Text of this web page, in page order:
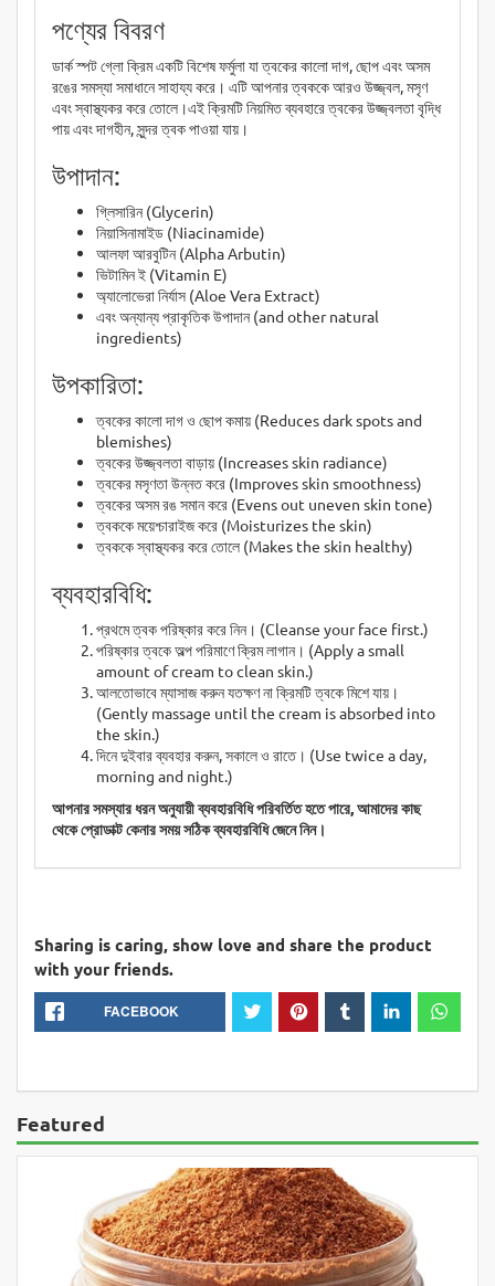
পণ্যের বিবরণ
ডার্ক স্পট গ্লো ক্রিম একটি বিশেষ ফর্মুলা যা ত্বকের কালো দাগ, ছোপ এবং অসম
রঙের সমস্যা সমাধানে সাহায্য করে। এটি আপনার ত্বককে আরও উজ্জ্বল, মসৃণ
এবং স্বাস্থ্যকর করে তোলে।এই ক্রিমটি নিয়মিত ব্যবহারে ত্বকের উজ্জ্বলতা বৃদ্ধি
পায় এবং দাগহীন, সুন্দর ত্বক পাওয়া যায়।
উপাদান:
গ্লিসারিন (Glycerin)
নিয়াসিনামাইড (Niacinamide)
আলফা আরবুটিন (Alpha Arbutin)
ভিটামিন ই (Vitamin E)
অ্যালোভেরা নির্যাস (Aloe Vera Extract)
এবং অন্যান্য প্রাকৃতিক উপাদান (and other natural
ingredients)
উপকারিতা:
ত্বকের কালো দাগ ও ছোপ কমায় (Reduces dark spots and
blemishes)
ত্বকের উজ্জ্বলতা বাড়ায় (Increases skin radiance)
ত্বকের মসৃণতা উন্নত করে (Improves skin smoothness)
ত্বকের অসম রঙ সমান করে (Evens out uneven skin tone)
ত্বককে ময়েশ্চারাইজ করে (Moisturizes the skin)
ত্বককে স্বাস্থ্যকর করে তোলে (Makes the skin healthy)
ব্যবহারবিধি:
প্রথমে ত্বক পরিষ্কার করে নিন। (Cleanse your face first.)
পরিষ্কার ত্বকে অল্প পরিমাণে ক্রিম লাগান। (Apply a small
amount of cream to clean skin.)
আলতোভাবে ম্যাসাজ করুন যতক্ষণ না ক্রিমটি ত্বকে মিশে যায়।
(Gently massage until the cream is absorbed into
the skin.)
দিনে দুইবার ব্যবহার করুন, সকালে ও রাতে। (Use twice a day,
morning and night.)
আপনার সমস্যার ধরন অনুযায়ী ব্যবহারবিধি পরিবর্তিত হতে পারে, আমাদের কাছ
থেকে প্রোডাক্ট কেনার সময় সঠিক ব্যবহারবিধি জেনে নিন।
Sharing is caring, show love and share the product
with your friends.
FACEBOOK
Featured